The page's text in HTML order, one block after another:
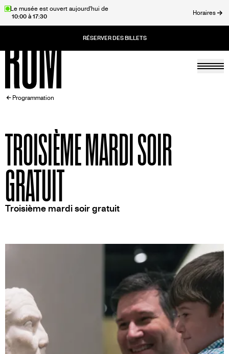
AllerLe musée est ouvert aujourd'hui de
10:00 à 17:30
Horaires
Accueil
FIL
D'ARIANE
Programmation
TROISIÈME MARDI SOIR
GRATUIT
Troisième mardi soir gratuit